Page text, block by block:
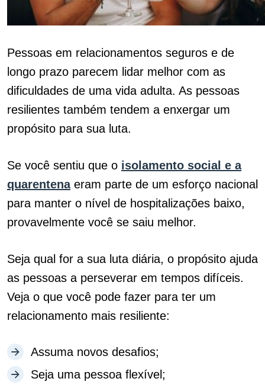
Pessoas em relacionamentos seguros e de
longo prazo parecem lidar melhor com as
dificuldades de uma vida adulta. As pessoas
resilientes também tendem a enxergar um
propósito para sua luta.
Se você sentiu que o isolamento social e a
quarentenaeram parte de um esforço nacional
para manter o nível de hospitalizações baixo,
provavelmente você se saiu melhor.
Seja qual for a sua luta diária, o propósito ajuda
as pessoas a perseverar em tempos difíceis.
Veja o que você pode fazer para ter um
relacionamento mais resiliente:
Assuma novos desafios;
Seja uma pessoa flexível;